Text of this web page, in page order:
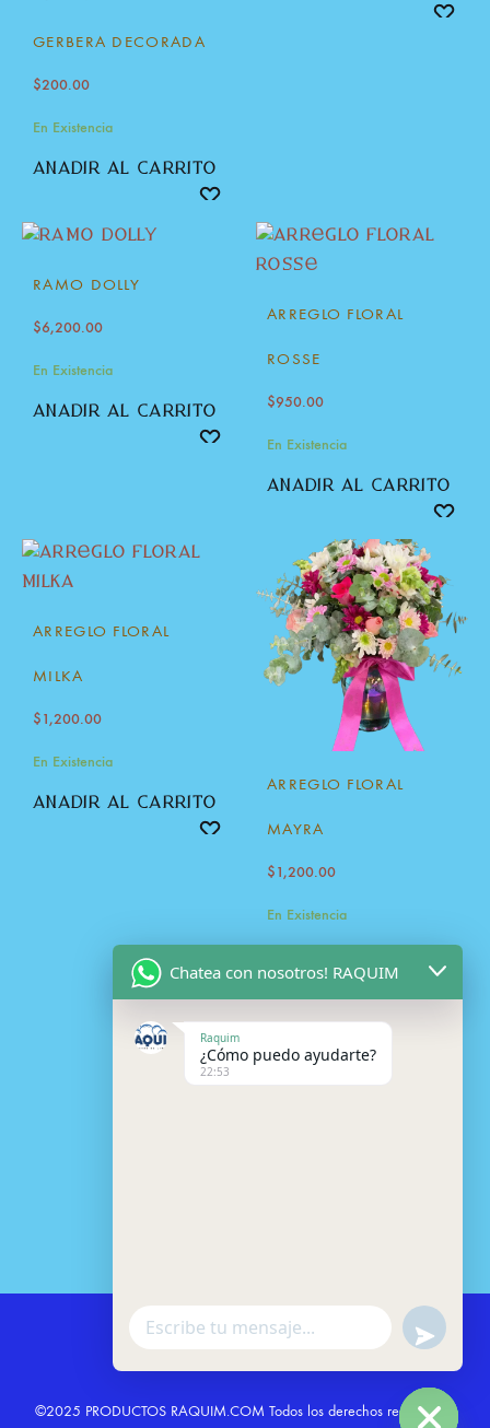
GERBERA DECORADA
$200.00
En Existencia
añadir al carrito
RAMO DOLLY
$6,200.00
En Existencia
añadir al carrito
ARREGLO FLORAL
ROSSE
$950.00
En Existencia
añadir al carrito
ARREGLO FLORAL
MILKA
$1,200.00
En Existencia
añadir al carrito
ARREGLO FLORAL
MAYRA
$1,200.00
En Existencia
©2025 PRODUCTOS RAQUIM.COM Todos los derechos reservados.
Chatea con nosotros! RAQUIM
Raquim
¿Cómo puedo ayudarte?
22:53
W
h
t
u
n